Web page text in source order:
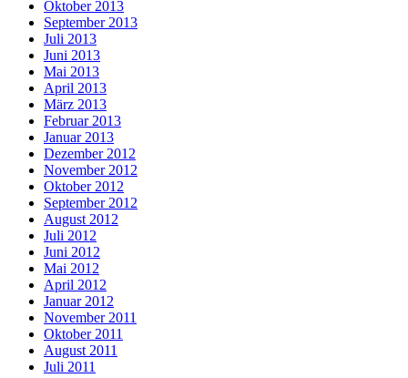
Oktober 2013
September 2013
Juli 2013
Juni 2013
Mai 2013
April 2013
März 2013
Februar 2013
Januar 2013
Dezember 2012
November 2012
Oktober 2012
September 2012
August 2012
Juli 2012
Juni 2012
Mai 2012
April 2012
Januar 2012
November 2011
Oktober 2011
August 2011
Juli 2011